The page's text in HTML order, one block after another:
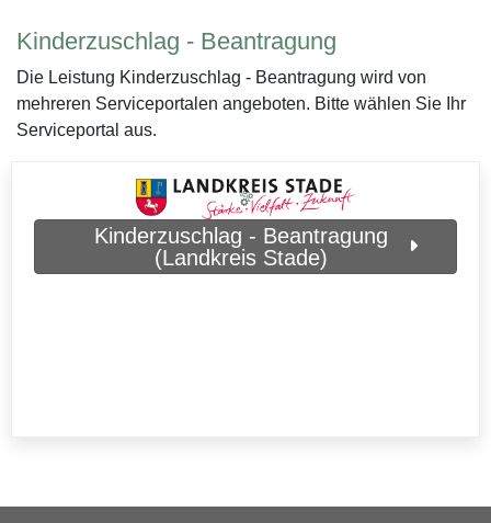
Kinderzuschlag - Beantragung
Die Leistung Kinderzuschlag - Beantragung wird von
mehreren Serviceportalen angeboten. Bitte wählen Sie Ihr
Serviceportal aus.
Kinderzuschlag - Beantragung
(Landkreis Stade)